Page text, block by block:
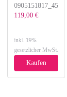
0905151817_45
119,00 €
inkl. 19%
gesetzlicher MwSt.
Kaufen